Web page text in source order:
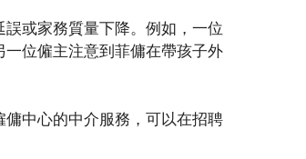
或家務質量下降。例如，一位
位僱主注意到菲傭在帶孩子外
中心的中介服務，可以在招聘